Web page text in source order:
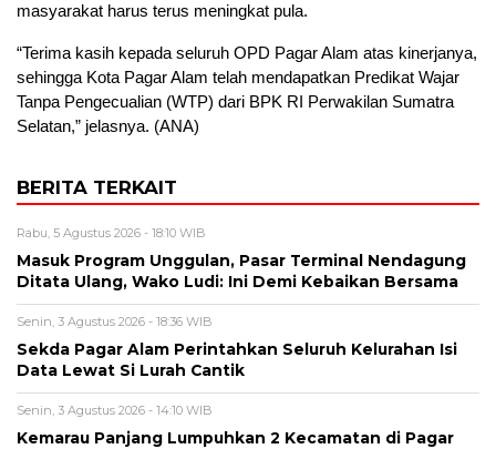
masyarakat harus terus meningkat pula.
“Terima kasih kepada seluruh OPD Pagar Alam atas kinerjanya,
sehingga Kota Pagar Alam telah mendapatkan Predikat Wajar
Tanpa Pengecualian (WTP) dari BPK RI Perwakilan Sumatra
Selatan,” jelasnya. (ANA)
BERITA TERKAIT
Rabu, 5 Agustus 2026 - 18:10 WIB
Masuk Program Unggulan, Pasar Terminal Nendagung
Ditata Ulang, Wako Ludi: Ini Demi Kebaikan Bersama
Senin, 3 Agustus 2026 - 18:36 WIB
Sekda Pagar Alam Perintahkan Seluruh Kelurahan Isi
Data Lewat Si Lurah Cantik
Senin, 3 Agustus 2026 - 14:10 WIB
Kemarau Panjang Lumpuhkan 2 Kecamatan di Pagar